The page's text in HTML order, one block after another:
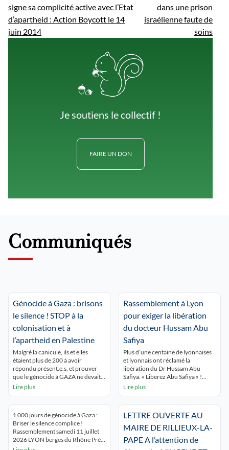
signe sa complicité active avec l’Etat
d’apartheid : Action Boycott le 14
juin 2014
dans une prison
israélienne faute de
soins
Je soutiens le collectif !
FAIRE UN DON
Communiqués
Génocide à Gaza : brisons
le silence ! STOP à la
colonisation et à
l’apartheid en Palestine
Malgré la canicule, ils et elles
étaient plus de 200 à avoir
répondu présent.e.s, et prouver
que le génocide à GAZA ne devait
pas être oublié ! Ils et elles
Enfin, ils se sont montré solidaires
des militants réprimés pour leur
soutien au peuple […]
Lire plus
Rassemblement à Lyon
pour exiger la libération
du docteur Hussam Abu
Safiya
Plus d’une centaine de lyonnaises
et lyonnais ont réclamé la
libération du Dr Hussam Abu
Safiya. « Liberez Abu Safiya » !
« Gaza Gaza Lyon est avec toi » ! Le
d’honneur. Les intervenants, dont
une soignante ont réclamé […]
Lire plus
1 000 jours de génocide à Gaza :
Briser le silence complice !
Rassemblement samedi 11 juillet
2026 LYON berges du Rhône Près
de 500 lyonnais.es ont tenu à
LETTRE OUVERTE AU
MAIRE DE RILLIEUX-LA-
PAPE A l’attention de